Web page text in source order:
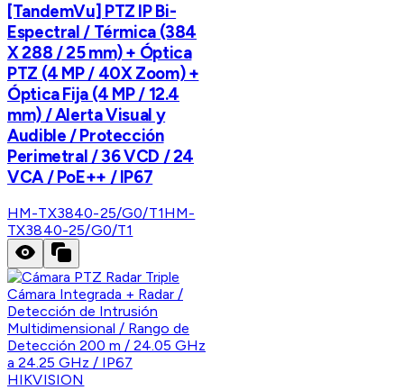
[TandemVu] PTZ IP Bi-
Espectral / Térmica (384
X 288 / 25 mm) + Óptica
PTZ (4 MP / 40X Zoom) +
Óptica Fija (4 MP / 12.4
mm) / Alerta Visual y
Audible / Protección
Perimetral / 36 VCD / 24
VCA / PoE++ / IP67
HM-TX3840-25/G0/T1HM-
TX3840-25/G0/T1
HIKVISION